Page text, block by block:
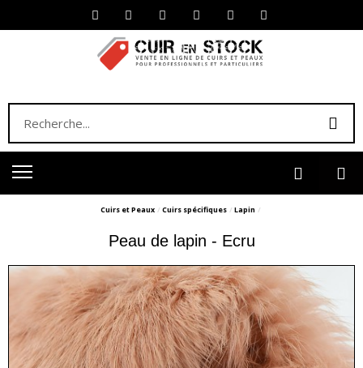
Cuirs et Peaux Cuirs spécifiques Lapin
Peau de lapin - Ecru